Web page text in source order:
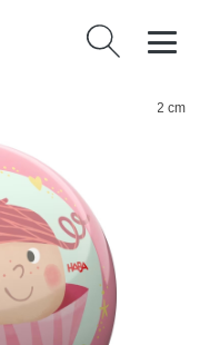
Vyhledávání
Dětský míč - Princezna, 22 cm